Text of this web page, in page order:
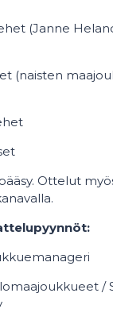
(Janne
(naisten
Ottelut
/